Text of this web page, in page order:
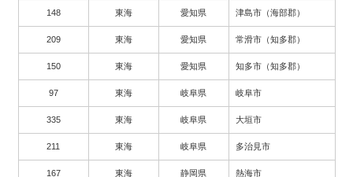
148 東海 愛知県 津島市（海部郡）
209 東海 愛知県 常滑市（知多郡）
150 東海 愛知県 知多市（知多郡）
97 東海 岐阜県 岐阜市
335 東海 岐阜県 大垣市
211 東海 岐阜県 多治見市
167 東海 静岡県 熱海市